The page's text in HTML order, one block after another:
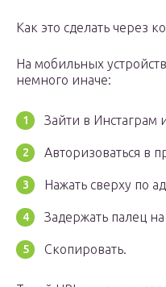
Как это сделать через
На мобильных
немного иначе:
Зайти в Инстаграм
Авторизоваться в
Нажать сверху по
Задержать палец
Скопировать.